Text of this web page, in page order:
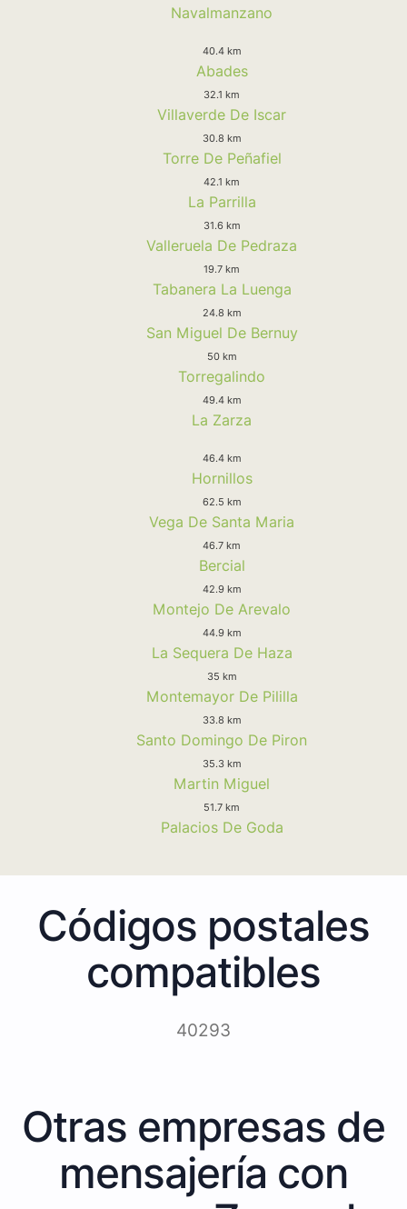
Navalmanzano
40.4 km
Abades
32.1 km
Villaverde De Iscar
30.8 km
Torre De Peñafiel
42.1 km
La Parrilla
31.6 km
Valleruela De Pedraza
19.7 km
Tabanera La Luenga
24.8 km
San Miguel De Bernuy
50 km
Torregalindo
49.4 km
La Zarza
46.4 km
Hornillos
62.5 km
Vega De Santa Maria
46.7 km
Bercial
42.9 km
Montejo De Arevalo
44.9 km
La Sequera De Haza
35 km
Montemayor De Pililla
33.8 km
Santo Domingo De Piron
35.3 km
Martin Miguel
51.7 km
Palacios De Goda
Códigos postales
compatibles
40293
Otras empresas de
mensajería con